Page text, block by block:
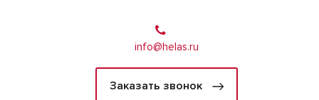
info@helas.ru
Заказать звонок